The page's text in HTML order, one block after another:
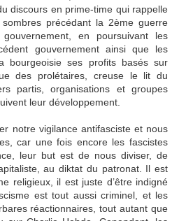
discours en prime-time qui rappelle
précédant la 2ème guerre
en poursuivant les
gouvernement ainsi que les
bourgeoisie ses profits basés sur
des prolétaires, creuse le lit du
partis, organisations et groupes
leur développement.
notre vigilance antifasciste et nous
car une fois encore les fascistes
leur but est de nous diviser, de
au diktat du patronat. Il est
religieux, il est juste d’être indigné
est tout aussi criminel, et les
réactionnaires, tout autant que